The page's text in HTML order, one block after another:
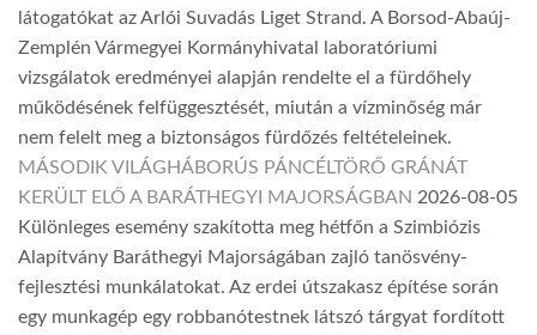
látogatókat az Arlói Suvadás Liget Strand. A Borsod-Abaúj-
Zemplén Vármegyei Kormányhivatal laboratóriumi
vizsgálatok eredményei alapján rendelte el a fürdőhely
működésének felfüggesztését, miután a vízminőség már
nem felelt meg a biztonságos fürdőzés feltételeinek.
MÁSODIK VILÁGHÁBORÚS PÁNCÉLTÖRŐ GRÁNÁT
KERÜLT ELŐ A BARÁTHEGYI MAJORSÁGBAN 2026-08-05
Különleges esemény szakította meg hétfőn a Szimbiózis
Alapítvány Baráthegyi Majorságában zajló tanösvény-
fejlesztési munkálatokat. Az erdei útszakasz építése során
egy munkagép egy robbanótestnek látszó tárgyat fordított